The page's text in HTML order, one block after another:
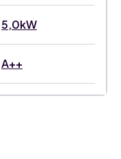
5,0kW
A++